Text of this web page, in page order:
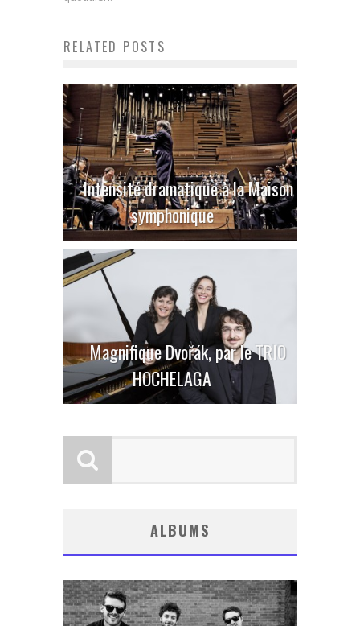
RELATED POSTS
Intensité dramatique à la Maison
symphonique
Magnifique Dvořák, par le TRIO
HOCHELAGA
ALBUMS